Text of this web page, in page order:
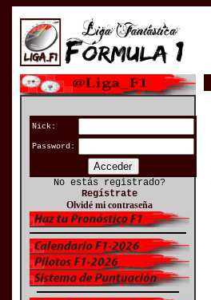
Nick:
Password:
No estás registrado?
Regístrate
Olvidé mi contraseña